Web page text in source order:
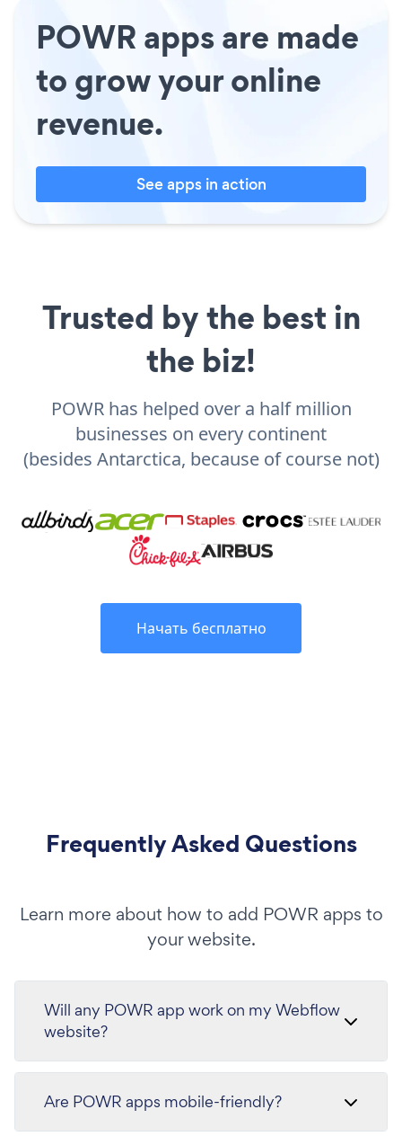
POWR apps are made
to grow your online
revenue.
See apps in action
Trusted by the best in
the biz!
POWR has helped over a half million
businesses on every continent
(besides Antarctica, because of course not)
Начать бесплатно
Frequently Asked Questions
Learn more about how to add POWR apps to
your website.
Will any POWR app work on my Webflow
website?
Are POWR apps mobile-friendly?